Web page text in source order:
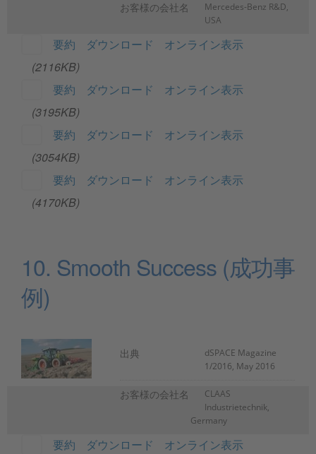
お客様の会社名
Mercedes-Benz R&D,
USA
要約 ダウンロード
オンライン表示
(2116KB)
要約
ダウンロード
オンライン表示
(3195KB)
要約
ダウンロード
オンライン表示
(3054KB)
要約
ダウンロード
オンライン表示
(4170KB)
10. Smooth Success (成功事
例)
出典
dSPACE Magazine
1/2016, May 2016
お客様の会社名
CLAAS
Industrietechnik,
Germany
要約 ダウンロード
オンライン表示